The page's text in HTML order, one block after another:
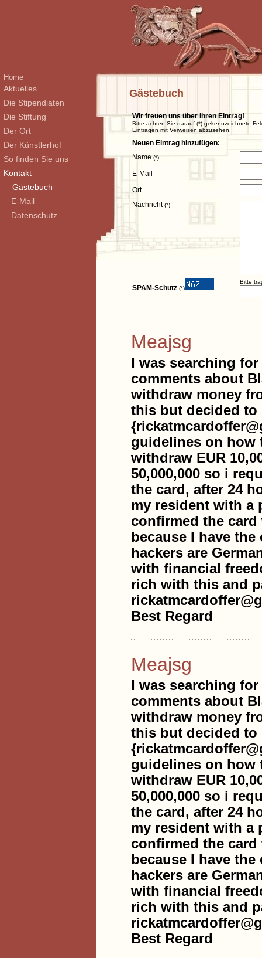
Home
Aktuelles
Die Stipendiaten
Die Stiftung
Der Ort
Der Künstlerhof
So finden Sie uns
Kontakt
Gästebuch
E-Mail
Datenschutz
Gästebuch
Wir freuen uns über Ihren Eintrag!
Bitte achten Sie darauf (*) gekennzeichnete
Einträgen mit Verweisen abzusehen.
Neuen Eintrag hinzufügen:
Name (*)
E-Mail
Ort
Nachricht(*)
SPAM-Schutz (*)
Bitte
Meajsg
I was searching
comments about
withdraw money
this but decided
guidelines on how
withdraw EUR
50,000,000 so i
the card, after 24
my resident with a
confirmed the
because I have
hackers are
with financial
rich with this and
Best Regard
Meajsg
I was searching
comments about
withdraw money
this but decided
guidelines on how
withdraw EUR
50,000,000 so i
the card, after 24
my resident with a
confirmed the
because I have
hackers are
with financial
rich with this and
Best Regard